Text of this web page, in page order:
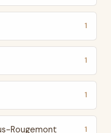
1
1
1
Rougemont 1